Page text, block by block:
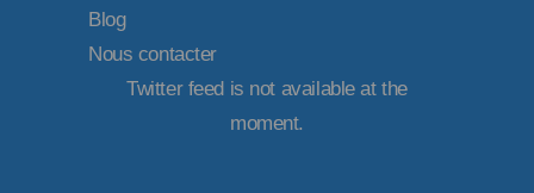
Blog
Nous contacter
Twitter feed is not available at the
moment.